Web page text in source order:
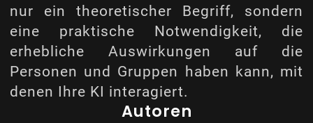
nur ein theoretischer Begriff, sondern
eine praktische Notwendigkeit, die
erhebliche Auswirkungen auf die
Personen und Gruppen haben kann, mit
denen Ihre KI interagiert.
Autoren